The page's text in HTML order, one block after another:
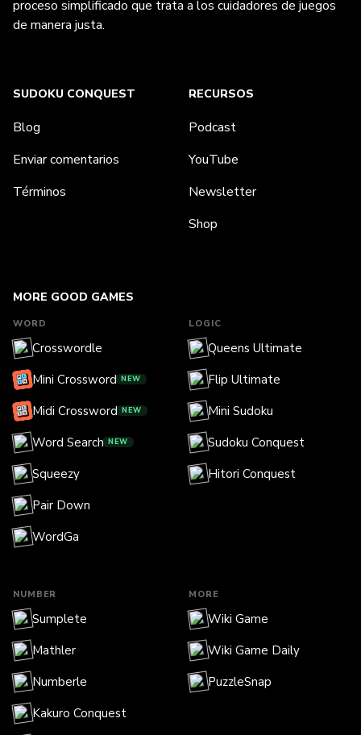
proceso simplificado que trata a los cuidadores de juegos
de manera justa.
MORE GOOD GAMES
WORD
Crosswordle
Mini Crossword NEW
Midi Crossword NEW
Word Search NEW
Squeezy
Pair Down
WordGa
LOGIC
Queens Ultimate
Flip Ultimate
Mini Sudoku
Sudoku Conquest
Hitori Conquest
NUMBER
Sumplete
Mathler
Numberle
Kakuro Conquest
MORE
Wiki Game
Wiki Game Daily
PuzzleSnap
SUDOKU CONQUEST
Blog
Enviar comentarios
Términos
RECURSOS
Podcast
YouTube
Newsletter
Shop